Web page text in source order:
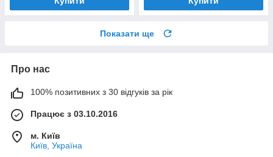
Показати ще
Про нас
100% позитивних з 30 відгуків за рік
Працює з 03.10.2016
м. Київ
Київ, Україна